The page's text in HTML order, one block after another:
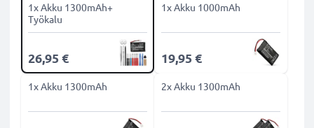
1x Akku 1300mAh+
Työkalu
26,95 €
1x Akku 1000mAh
19,95 €
1x Akku 1300mAh 2x Akku 1300mAh